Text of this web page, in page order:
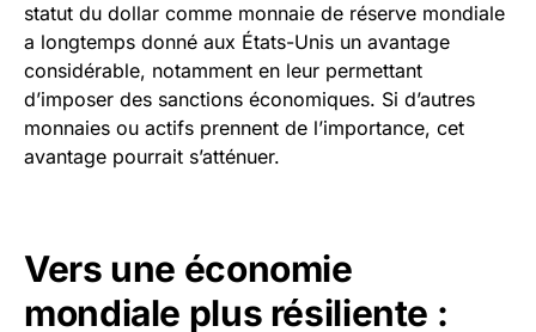
statut du dollar comme monnaie de réserve mondiale
a longtemps donné aux États-Unis un avantage
considérable, notamment en leur permettant
d’imposer des sanctions économiques. Si d’autres
monnaies ou actifs prennent de l’importance, cet
avantage pourrait s’atténuer.
Vers une économie
mondiale plus résiliente :